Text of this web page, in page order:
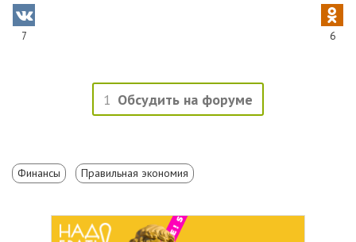
7 6
1 Обсудить на форуме
Финансы Правильная экономия